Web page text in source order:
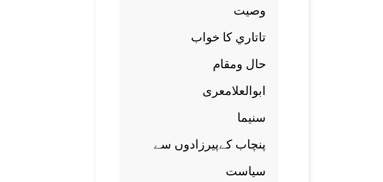
وصيت
تاتاري کا خواب
حال ومقام
ابوالعلامعری
سنيما
پنچاب کےپيرزادوں سے
سياست